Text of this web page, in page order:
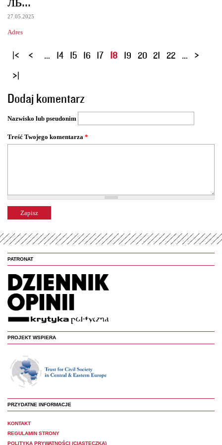
27.05.2025
Adres
S
o
n
y
… 14 15 16 17 18 19 20 21 22 …
Dodaj komentarz
Nazwisko lub pseudonim
Treść Twojego komentarza *
PATRONAT
PROJEKT WSPIERA
PRZYDATNE INFORMACJE
KONTAKT
REGULAMIN STRONY
POLITYKA PRYWATNOŚCI (CIASTECZKA)